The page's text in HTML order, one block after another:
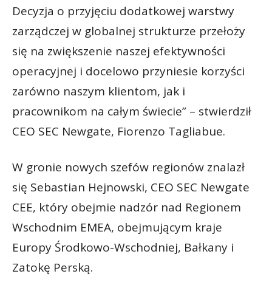
Decyzja o przyjęciu dodatkowej warstwy
zarządczej w globalnej strukturze przełoży
się na zwiększenie naszej efektywności
operacyjnej i docelowo przyniesie korzyści
zarówno naszym klientom, jak i
pracownikom na całym świecie” – stwierdził
CEO SEC Newgate, Fiorenzo Tagliabue.
W gronie nowych szefów regionów znalazł
się Sebastian Hejnowski, CEO SEC Newgate
CEE, który obejmie nadzór nad Regionem
Wschodnim EMEA, obejmującym kraje
Europy Środkowo-Wschodniej, Bałkany i
Zatokę Perską.